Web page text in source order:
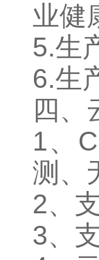
业健
5.生
6.生
四、
1、
测、
2、
3、